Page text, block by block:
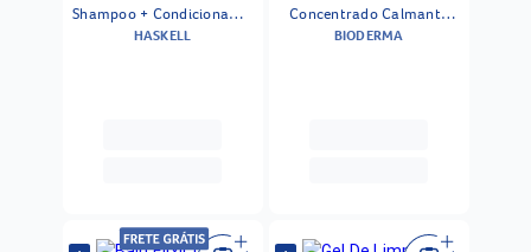
Shampoo + Condicionador
+ Máscara
HASKELL
Concentrado Calmante
Sensibio Defensive
BIODERMA